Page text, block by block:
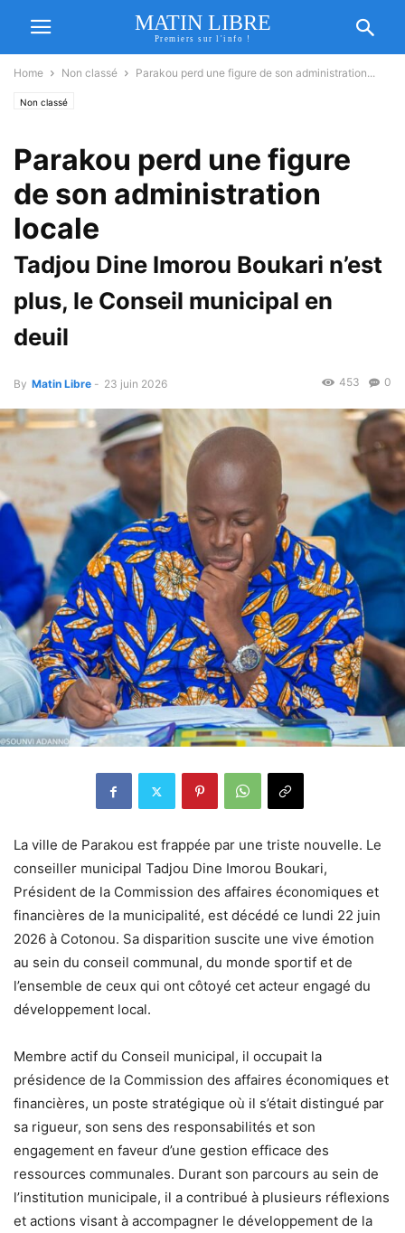
MATIN LIBRE
Premiers sur l'info !
Home Non classé Parakou perd une figure de son administration...
Non classé
Parakou perd une figure
de son administration
locale
Tadjou Dine Imorou Boukari n’est
plus, le Conseil municipal en
deuil
By Matin Libre - 23 juin 2026 0
453
La ville de Parakou est frappée par une triste nouvelle. Le
conseiller municipal Tadjou Dine Imorou Boukari,
Président de la Commission des affaires économiques et
financières de la municipalité, est décédé ce lundi 22 juin
2026 à Cotonou. Sa disparition suscite une vive émotion
au sein du conseil communal, du monde sportif et de
l’ensemble de ceux qui ont côtoyé cet acteur engagé du
développement local.
Membre actif du Conseil municipal, il occupait la
présidence de la Commission des affaires économiques et
financières, un poste stratégique où il s’était distingué par
sa rigueur, son sens des responsabilités et son
engagement en faveur d’une gestion efficace des
ressources communales. Durant son parcours au sein de
l’institution municipale, il a contribué à plusieurs réflexions
et actions visant à accompagner le développement de la